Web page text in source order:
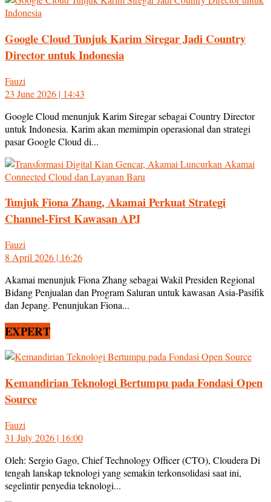
Google Cloud Tunjuk Karim Siregar Jadi Country
Director untuk Indonesia
Fauzi
23 June 2026 | 14:43
Google Cloud menunjuk Karim Siregar sebagai Country Director
untuk Indonesia. Karim akan memimpin operasional dan strategi
pasar Google Cloud di...
Tunjuk Fiona Zhang, Akamai Perkuat Strategi
Channel-First Kawasan APJ
Fauzi
8 April 2026 | 16:26
Akamai menunjuk Fiona Zhang sebagai Wakil Presiden Regional
Bidang Penjualan dan Program Saluran untuk kawasan Asia-Pasifik
dan Jepang. Penunjukan Fiona...
EXPERT
Kemandirian Teknologi Bertumpu pada Fondasi Open
Source
Fauzi
31 July 2026 | 16:00
Oleh: Sergio Gago, Chief Technology Officer (CTO), Cloudera Di
tengah lanskap teknologi yang semakin terkonsolidasi saat ini,
segelintir penyedia teknologi...